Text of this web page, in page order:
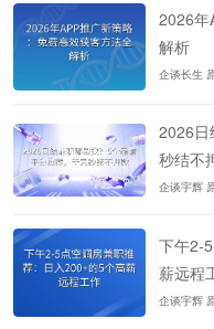
2026年
解析
企谈长生
2026日
秒结不
企谈宇辉
下午2-
薪远程
企谈宇辉